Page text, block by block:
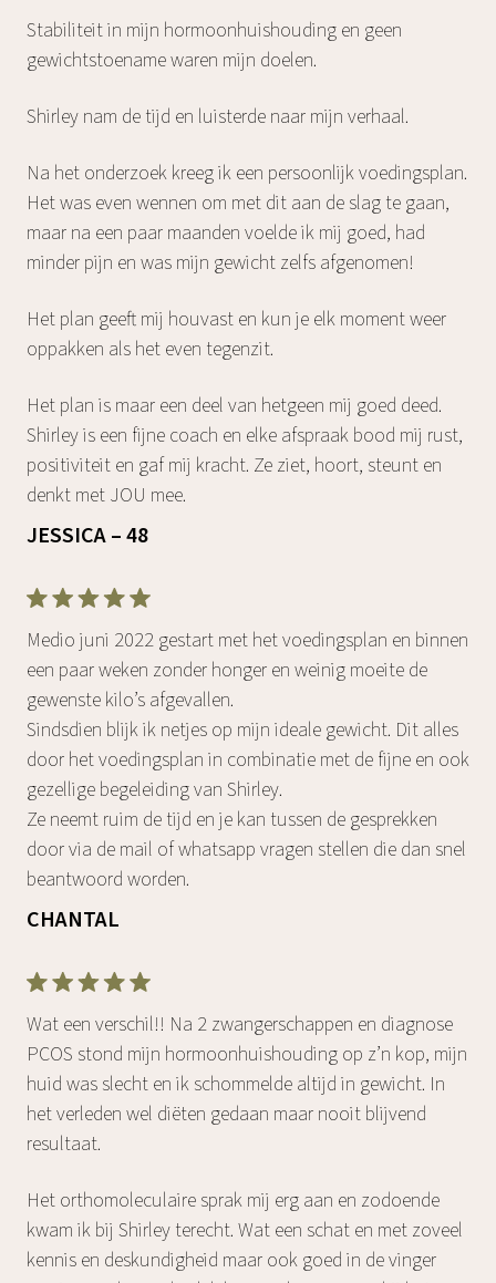
Stabiliteit in mijn hormoonhuishouding en geen
gewichtstoename waren mijn doelen.
Shirley nam de tijd en luisterde naar mijn verhaal.
Na het onderzoek kreeg ik een persoonlijk voedingsplan.
Het was even wennen om met dit aan de slag te gaan,
maar na een paar maanden voelde ik mij goed, had
minder pijn en was mijn gewicht zelfs afgenomen!
Het plan geeft mij houvast en kun je elk moment weer
oppakken als het even tegenzit.
Het plan is maar een deel van hetgeen mij goed deed.
Shirley is een fijne coach en elke afspraak bood mij rust,
positiviteit en gaf mij kracht. Ze ziet, hoort, steunt en
denkt met JOU mee.
JESSICA – 48
Medio juni 2022 gestart met het voedingsplan en binnen
een paar weken zonder honger en weinig moeite de
gewenste kilo’s afgevallen.
Sindsdien blijk ik netjes op mijn ideale gewicht. Dit alles
door het voedingsplan in combinatie met de fijne en ook
gezellige begeleiding van Shirley.
Ze neemt ruim de tijd en je kan tussen de gesprekken
door via de mail of whatsapp vragen stellen die dan snel
beantwoord worden.
CHANTAL
Wat een verschil!! Na 2 zwangerschappen en diagnose
PCOS stond mijn hormoonhuishouding op z’n kop, mijn
huid was slecht en ik schommelde altijd in gewicht. In
het verleden wel diëten gedaan maar nooit blijvend
resultaat.‌
Het orthomoleculaire sprak mij erg aan en zodoende
kwam ik bij Shirley terecht. Wat een schat en met zoveel
kennis en deskundigheid maar ook goed in de vinger